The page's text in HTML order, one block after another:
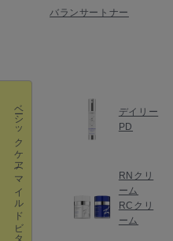
バランサートナー
ベーシックケア
デイリー
PD
RNクリ
ーム
RCクリ
ーム